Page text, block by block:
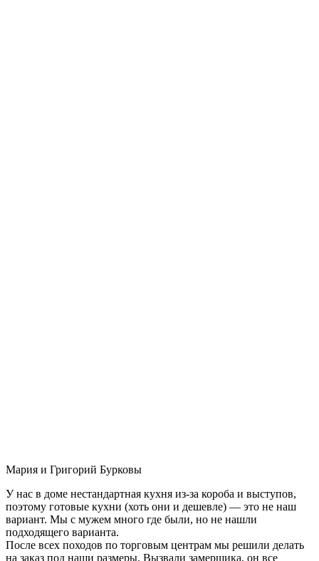
Мария и Григорий Бурковы
У нас в доме нестандартная кухня из-за короба и выступов,
поэтому готовые кухни (хоть они и дешевле) — это не наш
вариант. Мы с мужем много где были, но не нашли
подходящего варианта.
После всех походов по торговым центрам мы решили делать
на заказ под наши размеры. Вызвали замерщика, он все